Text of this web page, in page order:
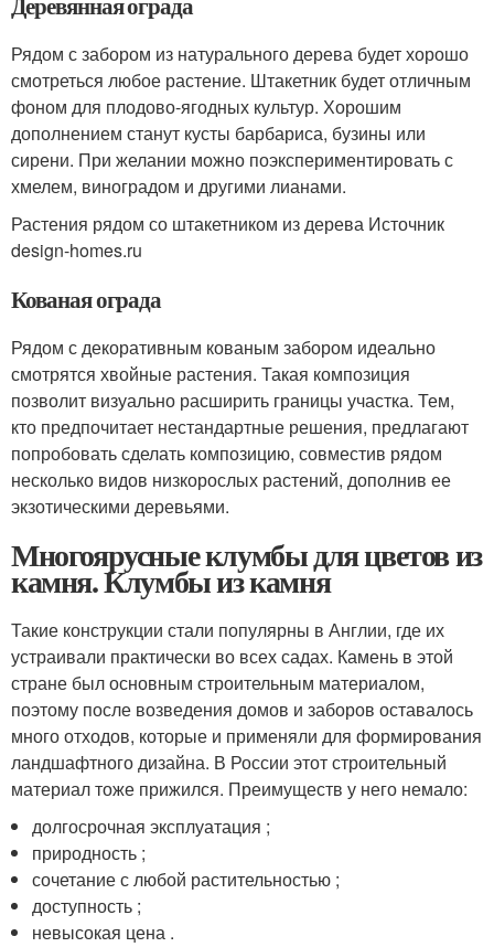
Рядом с забором из натурального дерева будет хорошо
смотреться любое растение. Штакетник будет отличным
фоном для плодово-ягодных культур. Хорошим
дополнением станут кусты барбариса, бузины или
сирени. При желании можно поэкспериментировать с
хмелем, виноградом и другими лианами.
Растения рядом со штакетником из дерева Источник
design-homes.ru
Кованая ограда
Рядом с декоративным кованым забором идеально
смотрятся хвойные растения. Такая композиция
позволит визуально расширить границы участка. Тем,
кто предпочитает нестандартные решения, предлагают
попробовать сделать композицию, совместив рядом
несколько видов низкорослых растений, дополнив ее
экзотическими деревьями.
Многоярусные клумбы для цветов из
камня. Клумбы из камня
Такие конструкции стали популярны в Англии, где их
устраивали практически во всех садах. Камень в этой
стране был основным строительным материалом,
поэтому после возведения домов и заборов оставалось
много отходов, которые и применяли для формирования
ландшафтного дизайна. В России этот строительный
материал тоже прижился. Преимуществ у него немало:
долгосрочная эксплуатация ;
природность ;
сочетание с любой растительностью ;
доступность ;
невысокая цена .